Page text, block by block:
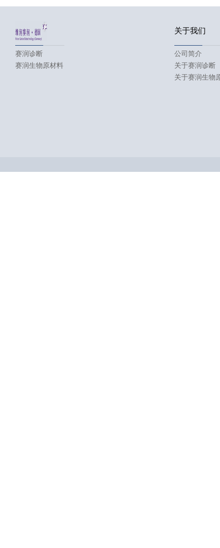
赛润诊断
赛润生物原材料
关于我们
公司简介
关于赛润诊断
关于赛润生物